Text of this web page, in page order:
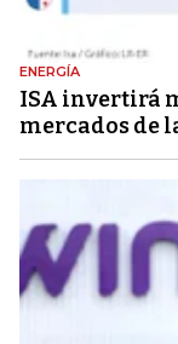
ENERGÍA
ISA invertirá
mercados de